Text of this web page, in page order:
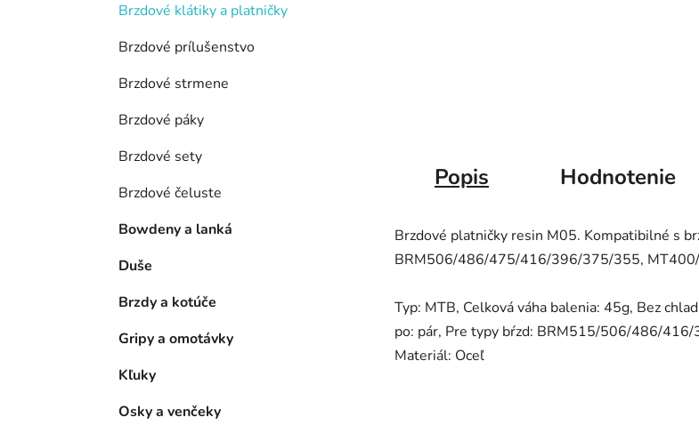
Brzdové klátiky a platničky
Brzdové prílušenstvo
Brzdové strmene
Brzdové páky
Brzdové sety
Brzdové čeluste
Bowdeny a lanká
Duše
Brzdy a kotúče
Gripy a omotávky
Kľuky
Osky a venčeky
Popis Hodnotenie
Brzdové platničky resin M05. Kompatibilné s
BRM506/486/475/416/396/375/355,
Typ: MTB, Celková váha balenia: 45g, Bez
po: pár, Pre typy bŕzd: BRM515/506/486/
Materiál: Oceľ